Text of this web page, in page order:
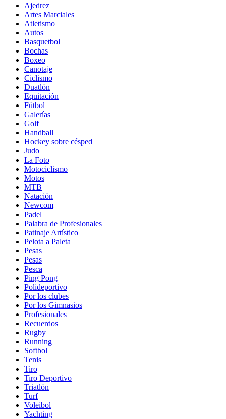
Ajedrez
Artes Marciales
Atletismo
Autos
Basquetbol
Bochas
Boxeo
Canotaje
Ciclismo
Duatlón
Equitación
Fútbol
Galerías
Golf
Handball
Hockey sobre césped
Judo
La Foto
Motociclismo
Motos
MTB
Natación
Newcom
Padel
Palabra de Profesionales
Patinaje Artístico
Pelota a Paleta
Pesas
Pesas
Pesca
Ping Pong
Polideportivo
Por los clubes
Por los Gimnasios
Profesionales
Recuerdos
Rugby
Running
Softbol
Tenis
Tiro
Tiro Deportivo
Triatlón
Turf
Voleibol
Yachting